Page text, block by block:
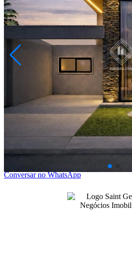
Cará-cará
R$ 350.000,00
Casa com 3 Quartos (1 Suíte) - Cará
Ponta Grossa/PR
2073159.001
1Vaga
70,00
Conversar no WhatsApp